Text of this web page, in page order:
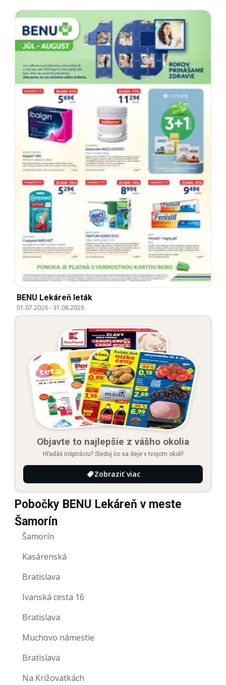
BENU Lekáreň leták
01.07.2026-31.08.2026
Objavte to najlepšie z vášho okolia
Hľadáš inšpiráciu? Sleduj čo sa deje v tvojom okolí!
Zobraziť viac
Pobočky BENU Lekáreň v meste
Šamorín
Šamorín
Kasárenská
Bratislava
Ivanská cesta 16
Bratislava
Muchovo námestie
Bratislava
Na Križovatkách